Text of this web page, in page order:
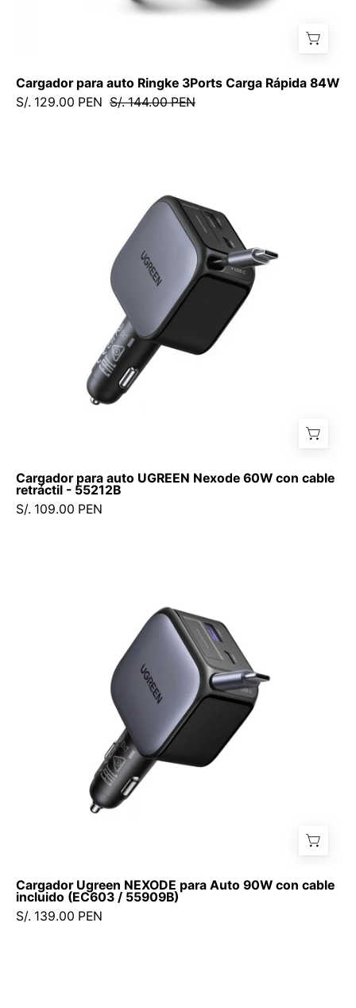
Cargador para auto Ringke 3Ports Carga Rápida 84W
S/. 129.00 PEN S/. 144.00 PEN
UGREEN
Nexode
60W
con
cable
retráctil
55212B
Cargador para auto UGREEN Nexode 60W con cable
retráctil - 55212B
S/. 109.00 PEN
para
Auto
90W
con
cable
incluido
(EC603
55909B)
Cargador Ugreen NEXODE para Auto 90W con cable
incluido (EC603 / 55909B)
S/. 139.00 PEN